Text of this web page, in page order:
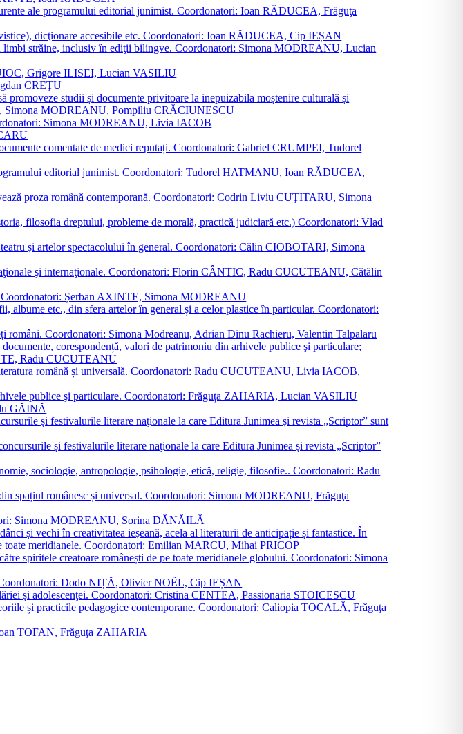
ale programului editorial junimist. Coordonatori: Ioan RĂDUCEA, Frăguţa
dicţionare accesibile etc. Coordonatori: Ioan RĂDUCEA, Cip IEȘAN
limbi străine, inclusiv în ediţii bilingve. Coordonatori: Simona MODREANU, Lucian
Grigore ILISEI, Lucian VASILIU
CREŢU
promoveze studii și documente privitoare la inepuizabila moștenire culturală și
Simona MODREANU, Pompiliu CRĂCIUNESCU
Simona MODREANU, Livia IACOB
comentate de medici reputați. Coordonatori: Gabriel CRUMPEI, Tudorel
editorial junimist. Coordonatori: Tudorel HATMANU, Ioan RĂDUCEA,
proza română contemporană. Coordonatori: Codrin Liviu CUŢITARU, Simona
filosofia dreptului, probleme de morală, practică judiciară etc.) Coordonatori: Vlad
și artelor spectacolului în general. Coordonatori: Călin CIOBOTARI, Simona
şi internaţionale. Coordonatori: Florin CÂNTIC, Radu CUCUTEANU, Cătălin
Coordonatori: Șerban AXINTE, Simona MODREANU
albume etc., din sfera artelor în general și a celor plastice în particular. Coordonatori:
români. Coordonatori: Simona Modreanu, Adrian Dinu Rachieru, Valentin Talpalaru
corespondență, valori de patrimoniu din arhivele publice şi particulare;
Radu CUCUTEANU
română și universală. Coordonatori: Radu CUCUTEANU, Livia IACOB,
publice şi particulare. Coordonatori: Frăguța ZAHARIA, Lucian VASILIU
GĂINĂ
și festivalurile literare naţionale la care Editura Junimea și revista „Scriptor” sunt
și festivalurile literare naţionale la care Editura Junimea și revista „Scriptor”
sociologie, antropologie, psihologie, etică, religie, filosofie.. Coordonatori: Radu
spațiul românesc și universal. Coordonatori: Simona MODREANU, Frăguţa
Simona MODREANU, Sorina DĂNĂILĂ
și vechi în creativitatea ieșeană, acela al literaturii de anticipație și fantastice. În
toate meridianele. Coordonatori: Emilian MARCU, Mihai PRICOP
spiritele creatoare românești de pe toate meridianele globului. Coordonatori: Simona
Coordonatori: Dodo NIȚĂ, Olivier NOËL, Cip IEȘAN
și adolescenţei. Coordonatori: Cristina CENTEA, Passionaria STOICESCU
și practicile pedagogice contemporane. Coordonatori: Caliopia TOCALĂ, Frăguţa
TOFAN, Frăguţa ZAHARIA